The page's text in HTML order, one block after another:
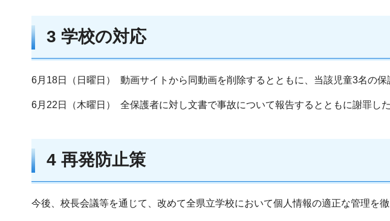
3 学校の対応
6月18日（日曜日） 動画サイトから同動画を削除するとともに、当該児童3名の保
6月22日（木曜日） 全保護者に対し文書で事故について報告するとともに謝罪した
4 再発防止策
今後、校長会議等を通じて、改めて全県立学校において個人情報の適正な管理を徹